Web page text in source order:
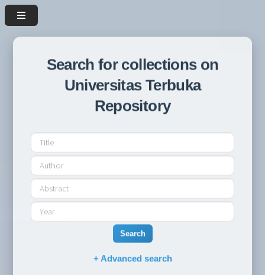
Search for collections on
Universitas Terbuka
Repository
Search
+ Advanced search